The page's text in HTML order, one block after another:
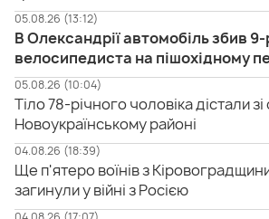
05.08.26 (13:12)
В Олександрії автомобіль збив 9-
велосипедиста на пішохідному
05.08.26 (10:04)
Тіло 78-річного чоловіка дістали зі
Новоукраїнському районі
04.08.26 (18:39)
Ще п'ятеро воїнів з
загинули у війні з Росією